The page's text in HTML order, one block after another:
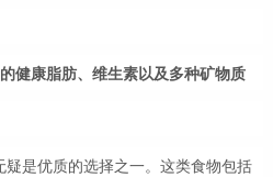
健康脂肪、维生素以及多种矿物质
是优质的选择之一。这类食物包括